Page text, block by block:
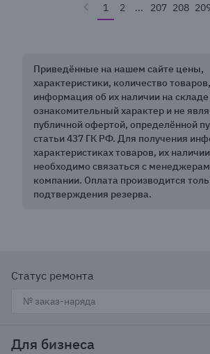
1 2 ... 207 208
Приведённые на нашем сайте цены,
характеристики, количество
информация об их наличии на складе
ознакомительный характер и не
публичной офертой, определённой
статьи 437 ГК РФ. Для получения
характеристиках товаров, их
необходимо связаться с
компании. Оплата производится
подтверждения резерва.
Статус ремонта
Для бизнеса